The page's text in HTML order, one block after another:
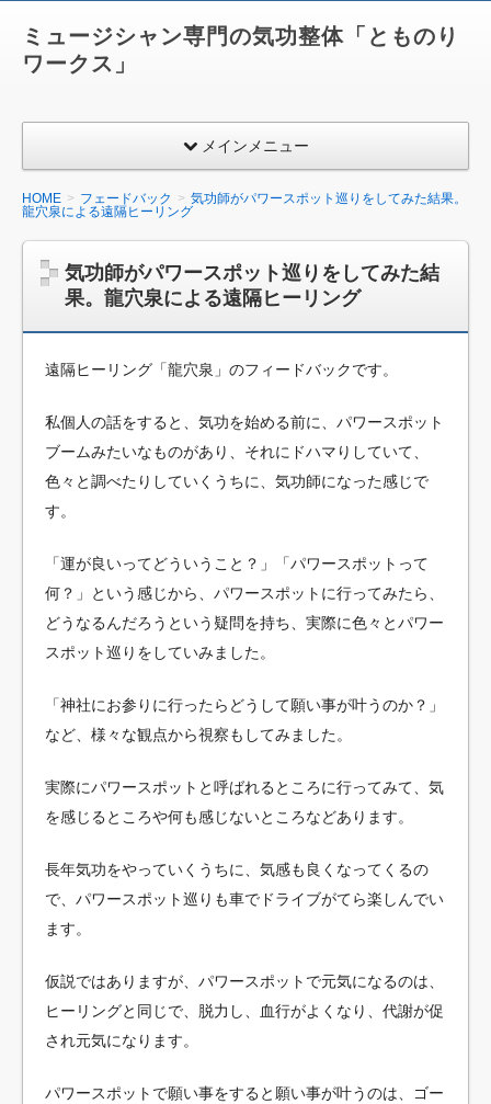
ミュージシャン専門の気功整体「とものり
ワークス」
メインメニュー
HOME フェードバック
気功師がパワースポット巡りをしてみた結果。
龍穴泉による遠隔ヒーリング
気功師がパワースポット巡りをしてみた結
果。龍穴泉による遠隔ヒーリング
遠隔ヒーリング「龍穴泉」のフィードバックです。
私個人の話をすると、気功を始める前に、パワースポット
ブームみたいなものがあり、それにドハマりしていて、
色々と調べたりしていくうちに、気功師になった感じで
す。
「運が良いってどういうこと？」「パワースポットって
何？」という感じから、パワースポットに行ってみたら、
どうなるんだろうという疑問を持ち、実際に色々とパワー
スポット巡りをしていみました。
「神社にお参りに行ったらどうして願い事が叶うのか？」
など、様々な観点から視察もしてみました。
実際にパワースポットと呼ばれるところに行ってみて、気
を感じるところや何も感じないところなどあります。
長年気功をやっていくうちに、気感も良くなってくるの
で、パワースポット巡りも車でドライブがてら楽しんでい
ます。
仮説ではありますが、パワースポットで元気になるのは、
ヒーリングと同じで、脱力し、血行がよくなり、代謝が促
され元気になります。
パワースポットで願い事をすると願い事が叶うのは、ゴー